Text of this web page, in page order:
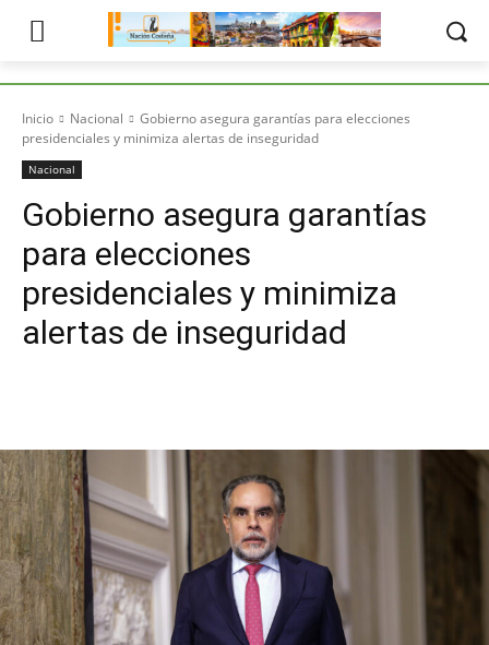
Inicio Nacional
Gobierno asegura garantías para elecciones
presidenciales y minimiza alertas de inseguridad
Nacional
Gobierno asegura garantías
para elecciones
presidenciales y minimiza
alertas de inseguridad